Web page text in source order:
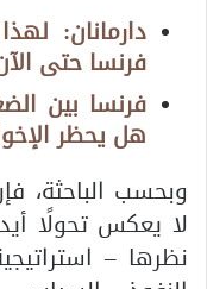
دارمانان:
فرنسا حتى
فرنسا بين
هل يحظر
وبحسب الباحثة،
لا يعكس تحولًا
نظرها –